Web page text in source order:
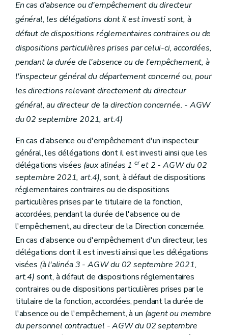
Sous-section 1 (Délégations budgétaires - AGW du 18 novembre 2021, art. 27)
Art. 115/1
Art. 115/3
Art. 115/4
Art. 115/4/1
Sous-section 2 (Dispositions particulières - AGW du 18 novembre 2021, art. 27)
Art. 115/5
Art. 115/6
Art. 115/7
Art. 115/8
Art. 115/9
Chapitre VI Dispositions relatives au Service public de Wallonie Territoire, Logement, Patrimoine, Energie
Délégations budgétaires
Art.115/1
Art. 116
Art. 117
Art. 118
Art. 119
Art. 120
Section 2 Dispositions particulières
Art. 121
Art. 122
Art. 123
Art. 124
Art. 125
Art. 126
Art. 127
Art. 128
Art. 129
Art. 130
Art. 131
Art. 132
Section 3 Dispositions particulières à l'Agence wallonne du Patrimoine
En cas d'absence ou d'empêchement du directeur
général, les délégations dont il est investi sont, à
défaut de dispositions réglementaires contraires ou de
dispositions particulières prises par celui-ci, accordées,
pendant la durée de l'absence ou de l'empêchement, à
l'inspecteur général du département concerné ou, pour
les directions relevant directement du directeur
général, au directeur de la direction concernée. - AGW
du 02 septembre 2021, art.4)
En cas d'absence ou d'empêchement d'un inspecteur
général, les délégations dont il est investi ainsi que les
délégations visées (aux alinéas 1 eret 2 - AGW du 02
septembre 2021, art.4), sont, à défaut de dispositions
réglementaires contraires ou de dispositions
particulières prises par le titulaire de la fonction,
accordées, pendant la durée de l'absence ou de
l'empêchement, au directeur de la Direction concernée.
En cas d'absence ou d'empêchement d'un directeur, les
délégations dont il est investi ainsi que les délégations
visées (à l'alinéa 3 - AGW du 02 septembre 2021,
art.4) sont, à défaut de dispositions réglementaires
contraires ou de dispositions particulières prises par le
titulaire de la fonction, accordées, pendant la durée de
l'absence ou de l'empêchement, à un (agent ou membre
du personnel contractuel - AGW du 02 septembre